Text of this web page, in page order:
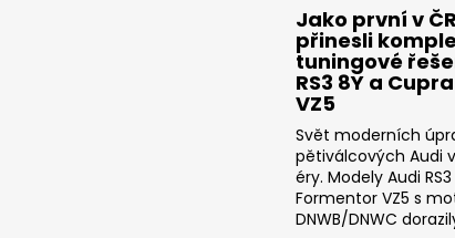
Jako první v
přinesli
tuningové
RS3 8Y a
VZ5
Svět moderních
pětiválcových Audi
éry. Modely Audi
Formentor VZ5 s
DNWB/DNWC